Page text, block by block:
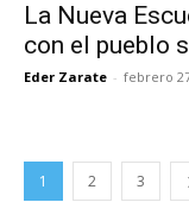
La Nueva
con el pueblo
Eder Zarate - febrero
1 2 3